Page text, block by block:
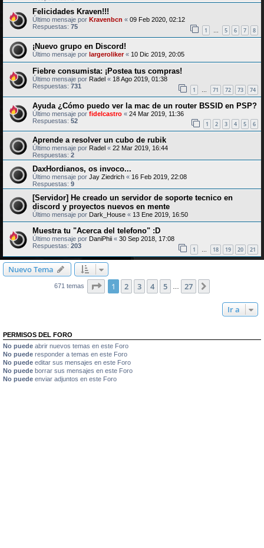
Felicidades Kraven!!!
Último mensaje por Kravenbcn « 09 Feb 2020, 02:12
Respuestas: 75 1 … 5 6 7 8
¡Nuevo grupo en Discord!
Último mensaje por largeroliker« 10 Dic 2019, 20:05
Fiebre consumista: ¡Postea tus compras!
Último mensaje por Radel « 18 Ago 2019, 01:38
Respuestas: 731 1 … 71 72 73 74
Ayuda ¿Cómo puedo ver la mac de un router BSSID en PSP?
Último mensaje por fidelcastro « 24 Mar 2019, 11:36
Respuestas: 52 1 2 3 4 5 6
Aprende a resolver un cubo de rubik
Último mensaje por Radel « 22 Mar 2019, 16:44
Respuestas: 2
DaxHordianos, os invoco...
Último mensaje por Jay Ziedrich « 16 Feb 2019, 22:08
Respuestas: 9
[Servidor] He creado un servidor de soporte tecnico en
discord y proyectos nuevos en mente
Último mensaje por Dark_House « 13 Ene 2019, 16:50
Muestra tu "Acerca del telefono" :D
Último mensaje por DaniPhii « 30 Sep 2018, 17:08
Respuestas: 203 1 … 18 19 20 21
Nuevo Tema
671 temas Página de 27
1 2 3 4 5 27
Ir a
PERMISOS DEL FORO
No puede abrir nuevos temas en este Foro
No puede responder a temas en este Foro
No puede editar sus mensajes en este Foro
No puede borrar sus mensajes en este Foro
No puede enviar adjuntos en este Foro